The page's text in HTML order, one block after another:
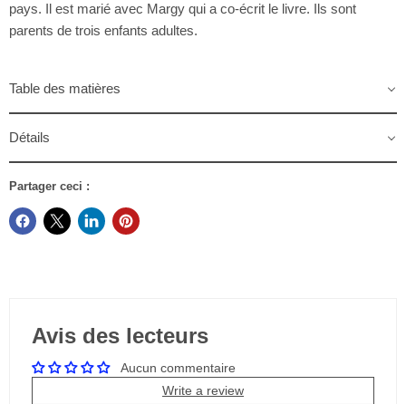
pays. Il est marié avec Margy qui a co-écrit le livre. Ils sont
parents de trois enfants adultes.
Table des matières
Détails
Partager ceci :
Avis des lecteurs
Aucun commentaire
Write a review